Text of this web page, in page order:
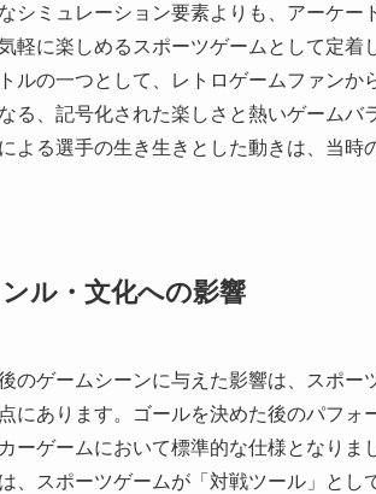
シミュレーション要素よりも、アーケ
軽に楽しめるスポーツゲームとして定着
ルの一つとして、レトロゲームファン
る、記号化された楽しさと熱いゲーム
よる選手の生き生きとした動きは、当時
ル・文化への影響
のゲームシーンに与えた影響は、スポ
にあります。ゴールを決めた後のパフォ
ーゲームにおいて標準的な仕様となりま
、スポーツゲームが「対戦ツール」と